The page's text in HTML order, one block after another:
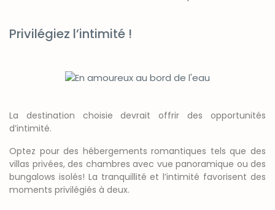
Privilégiez l’intimité !
La destination choisie devrait offrir des opportunités
d’intimité.
Optez pour des hébergements romantiques tels que des
villas privées, des chambres avec vue panoramique ou des
bungalows isolés! La tranquillité et l’intimité favorisent des
moments privilégiés à deux.